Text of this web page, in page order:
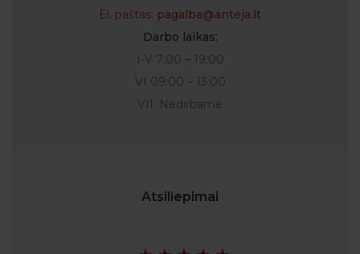
El. paštas: pagalba@anteja.lt
Darbo laikas:
I-V 7:00 – 19:00
VI 09:00 – 13:00
VII: Nedirbame
Atsiliepimai